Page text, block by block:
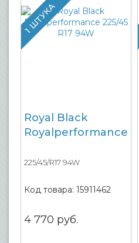
1 ШТУКА
Royal Black
Royalperformance
225/45/R17 94W
Код товара: 15911462
4 770 руб.